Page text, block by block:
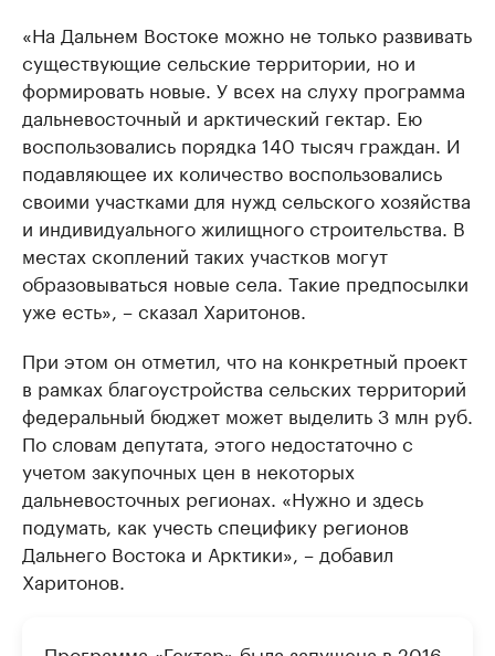
«На Дальнем Востоке можно не только развивать
существующие сельские территории, но и
формировать новые. У всех на слуху программа
дальневосточный и арктический гектар. Ею
воспользовались порядка 140 тысяч граждан. И
подавляющее их количество воспользовались
своими участками для нужд сельского хозяйства
и индивидуального жилищного строительства. В
местах скоплений таких участков могут
образовываться новые села. Такие предпосылки
уже есть», – сказал Харитонов.
При этом он отметил, что на конкретный проект
в рамках благоустройства сельских территорий
федеральный бюджет может выделить 3 млн руб.
По словам депутата, этого недостаточно с
учетом закупочных цен в некоторых
дальневосточных регионах. «Нужно и здесь
подумать, как учесть специфику регионов
Дальнего Востока и Арктики», – добавил
Харитонов.